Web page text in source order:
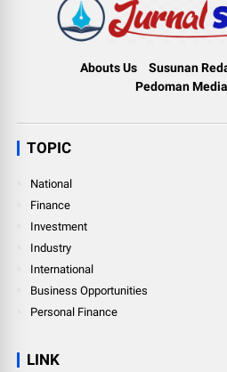
Abouts Us Susunan
Pedoman
TOPIC
National
Finance
Investment
Industry
International
Business Opportunities
Personal Finance
LINK